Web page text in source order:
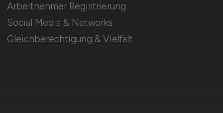
Arbeitnehmer Registrierung
Social Media & Networks
Gleichberechtigung & Vielfalt